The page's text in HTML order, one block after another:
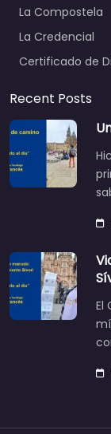
La Compostela
La Credencial
Certificado de
Recent Posts
El